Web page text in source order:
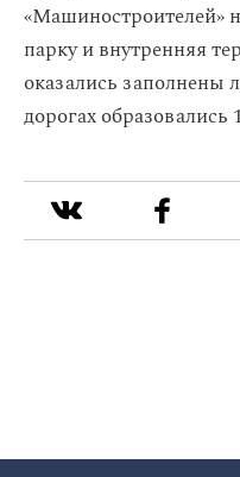
«Машиностроителей»
парку и внутренняя
оказались
дорогах